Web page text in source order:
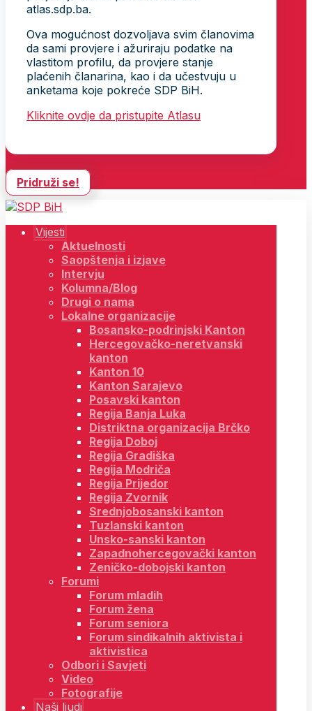
atlas.sdp.ba.
Ova mogućnost dozvoljava svim članovima
da sami provjere i ažuriraju podatke na
vlastitom profilu, da provjere stanje
plaćenih članarina, kao i da učestvuju u
anketama koje pokreće SDP BiH.
Kliknite ovdje da pristupite Atlasu
Pridruži se!
Vijesti
Aktuelnosti
Saopštenja i izjave
Intervju
Kolumna/Blog
Drugi o nama
Lokalne organizacije
Bosansko-podrinjski Kanton
Hercegovačko-neretvanski
kanton
Kanton 10
Kanton Sarajevo
Posavski kanton
Regija Banja Luka
Distriktna organizacija Brčko
Regija Doboj
Regija Gradiška
Regija Modriča
Regija Prijedor
Regija Zvornik
Srednjobosanski kanton
Tuzlanski kanton
Unsko-sanski kanton
Zapadnohercegovački kanton
Zeničko-dobojski kanton
Forumi
Forum mladih
Forum žena
Forum seniora
Forum sindikalnih aktivista i
aktivistica
Odbori i Savjeti
Video
Fotografije
Naši ljudi